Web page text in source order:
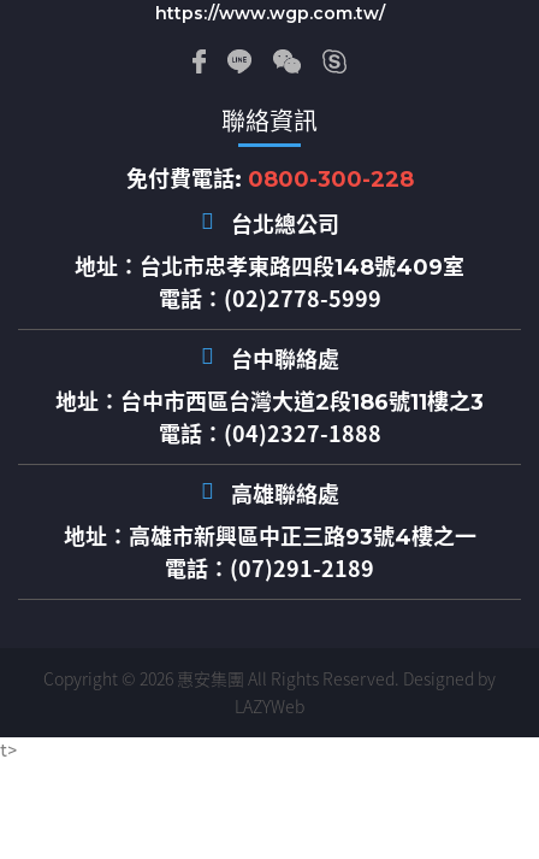
https://www.wgp.com.tw/
聯絡資訊
免付費電話: 0800-300-228
台北總公司
地址： 台北市忠孝東路四段148號409室
電話：(02)2778-5999
台中聯絡處
地址： 台中市西區台灣大道2段186號11樓之3
電話：(04)2327-1888
高雄聯絡處
地址： 高雄市新興區中正三路93號4樓之一
電話：(07)291-2189
Copyright © 2026 惠安集團 All Rights Reserved. Designed by
LAZYWeb
t>